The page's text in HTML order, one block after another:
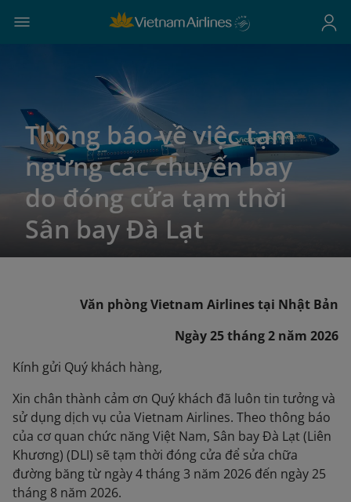
Thông báo về việc tạm
ngừng các chuyến bay
do đóng cửa tạm thời
Sân bay Đà Lạt
Văn phòng Vietnam Airlines tại Nhật Bản
Ngày 25 tháng 2 năm 2026
Kính gửi Quý khách hàng,
Xin chân thành cảm ơn Quý khách đã luôn tin tưởng và
sử dụng dịch vụ của Vietnam Airlines. Theo thông báo
của cơ quan chức năng Việt Nam, Sân bay Đà Lạt (Liên
Khương) (DLI) sẽ tạm thời đóng cửa để sửa chữa
đường băng từ ngày 4 tháng 3 năm 2026 đến ngày 25
tháng 8 năm 2026.